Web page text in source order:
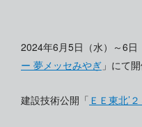
2024年6月5日（水）～6日
ー 夢メッセみやぎ 」にて
建設技術公開「 ＥＥ東北’２